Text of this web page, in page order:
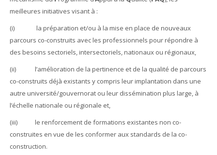
meilleures initiatives visant à :
(i) la préparation et/ou à la mise en place de nouveaux
parcours co-construits avec les professionnels pour répondre à
des besoins sectoriels, intersectoriels, nationaux ou régionaux,
(ii) l’amélioration de la pertinence et de la qualité de parcours
co-construits déjà existants y compris leur implantation dans une
autre université/gouvernorat ou leur dissémination plus large, à
l’échelle nationale ou régionale et,
(iii) le renforcement de formations existantes non co-
construites en vue de les conformer aux standards de la co-
construction.